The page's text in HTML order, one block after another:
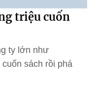
triệu cuốn
ty lớn như
sách rồi phá